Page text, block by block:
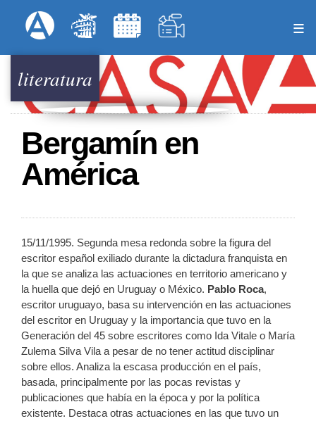
al
principal
Menú Superior
literatura
Bergamín en
América
15/11/1995. Segunda mesa redonda sobre la figura del
escritor español exiliado durante la dictadura franquista en
la que se analiza las actuaciones en territorio americano y
la huella que dejó en Uruguay o México. Pablo Roca,
escritor uruguayo, basa su intervención en las actuaciones
del escritor en Uruguay y la importancia que tuvo en la
Generación del 45 sobre escritores como Ida Vitale o María
Zulema Silva Vila a pesar de no tener actitud disciplinar
sobre ellos. Analiza la escasa producción en el país,
basada, principalmente por las pocas revistas y
publicaciones que había en la época y por la política
existente. Destaca otras actuaciones en las que tuvo un